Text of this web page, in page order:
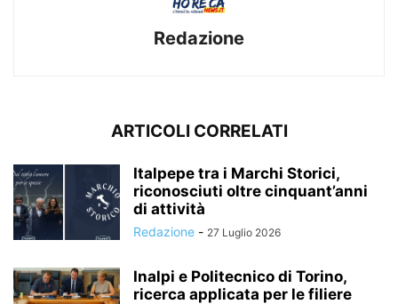
Redazione
ARTICOLI CORRELATI
Italpepe tra i Marchi Storici,
riconosciuti oltre cinquant’anni
di attività
Redazione - 27 Luglio 2026
Inalpi e Politecnico di Torino,
ricerca applicata per le filiere